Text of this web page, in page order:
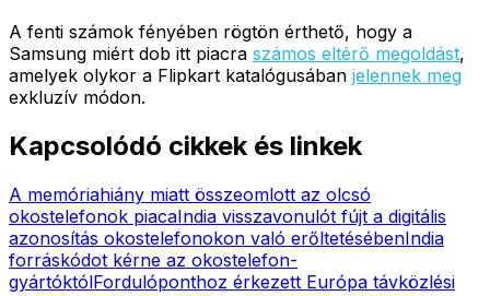
A fenti számok fényében rögtön érthető, hogy a
Samsung miért dob itt piacra számos eltérő megoldást,
amelyek olykor a Flipkart katalógusában jelennek meg
exkluzív módon.
Kapcsolódó cikkek és linkek
A memóriahiány miatt összeomlott az olcsó
okostelefonok piacaIndia visszavonulót fújt a digitális
azonosítás okostelefonokon való erőltetésébenIndia
forráskódot kérne az okostelefon-
gyártóktólFordulóponthoz érkezett Európa távközlési